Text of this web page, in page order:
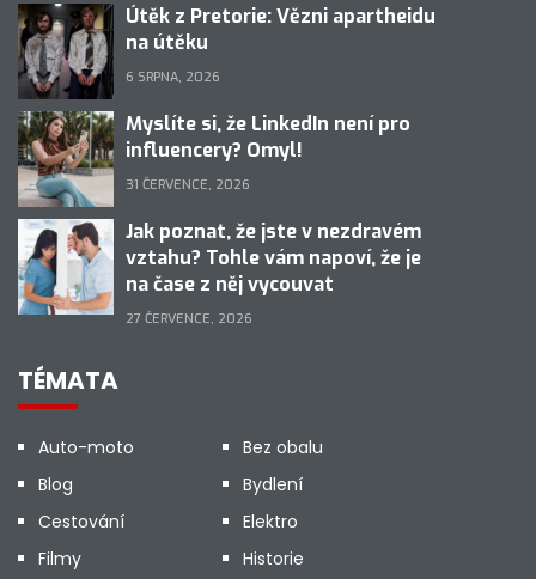
Útěk z Pretorie: Vězni apartheidu
na útěku
6 SRPNA, 2026
Myslíte si, že LinkedIn není pro
influencery? Omyl!
31 ČERVENCE, 2026
Jak poznat, že jste v nezdravém
vztahu? Tohle vám napoví, že je
na čase z něj vycouvat
27 ČERVENCE, 2026
TÉMATA
Auto-moto
Bez obalu
Blog
Bydlení
Cestování
Elektro
Filmy
Historie